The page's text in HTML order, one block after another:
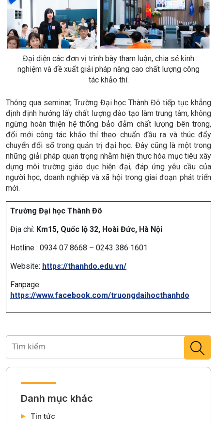
Đại diện các đơn vị trình bày tham luận, chia sẻ kinh
nghiệm và đề xuất giải pháp nâng cao chất lượng công
tác khảo thí.
Thông qua seminar, Trường Đại học Thành Đô tiếp tục khẳng
định định hướng lấy chất lượng đào tạo làm trung tâm, không
ngừng hoàn thiện hệ thống bảo đảm chất lượng bên trong,
đổi mới công tác khảo thí theo chuẩn đầu ra và thúc đẩy
chuyển đổi số trong quản trị đại học. Đây cũng là một trong
những giải pháp quan trọng nhằm hiện thực hóa mục tiêu xây
dựng môi trường giáo dục hiện đại, đáp ứng yêu cầu của
người học, doanh nghiệp và xã hội trong giai đoạn phát triển
mới.
Trường Đại học Thành Đô
Địa chỉ: Km15, Quốc lộ 32, Hoài Đức, Hà Nội
Hotline : 0934 07 8668 – 0243 386 1601
Website: https://thanhdo.edu.vn/
Fanpage:
https://www.facebook.com/truongdaihocthanhdo
Danh mục khác
Tin tức